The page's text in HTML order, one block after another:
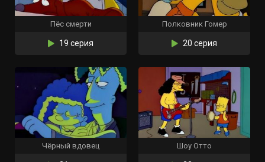
Пёс смерти
19 серия
Полковник Гомер
20 серия
Чёрный вдовец Шоу Отто